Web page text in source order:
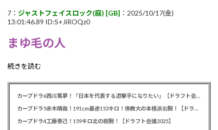
7： ジャストフェイスロック(庭) [GB] ：2025/10/17(金)
13:01:46.89 ID:S+JiROQz0
まゆ毛の人
続きを読む
カープドラ6西川篤夢！「日本を代表する遊撃手になりたい」【ドラフト会議2025】
カープドラ5赤木晴哉！191cm最速153キロ！佛教大の本格派右腕！【ドラフト会議2025】
カープドラ4工藤泰己！159キロ北の剛腕！【ドラフト会議2025】